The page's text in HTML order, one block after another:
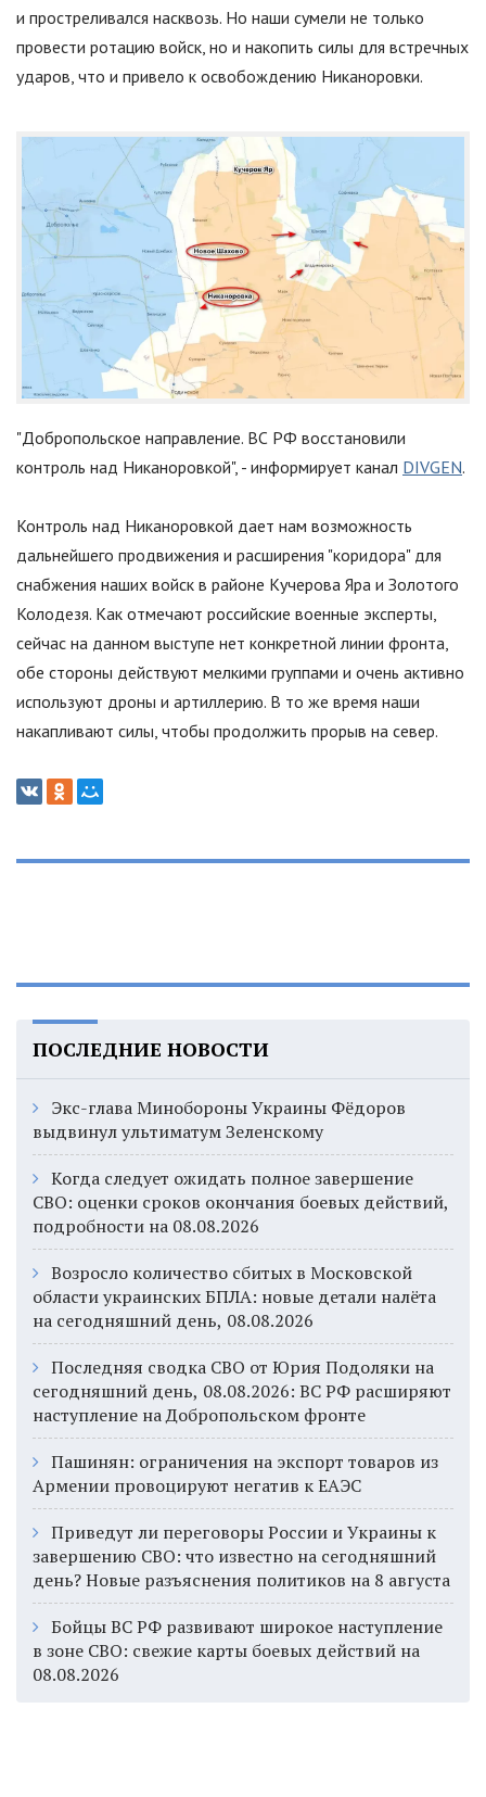
и простреливался насквозь. Но наши сумели не только
провести ротацию войск, но и накопить силы для встречных
ударов, что и привело к освобождению Никаноровки.
"Добропольское направление. ВС РФ восстановили
контроль над Никаноровкой", - информирует канал DIVGEN.
Контроль над Никаноровкой дает нам возможность
дальнейшего продвижения и расширения "коридора"для
снабжения наших войск в районе Кучерова Яра и Золотого
Колодезя. Как отмечают российские военные эксперты,
сейчас на данном выступе нет конкретной линии фронта,
обе стороны действуют мелкими группами и очень активно
используют дроны и артиллерию. В то же время наши
накапливают силы, чтобы продолжить прорыв на север.
ПОСЛЕДНИЕ НОВОСТИ
Экс-глава Минобороны Украины Фёдоров
выдвинул ультиматум Зеленскому
Когда следует ожидать полное завершение
СВО: оценки сроков окончания боевых действий,
подробности на 08.08.2026
Возросло количество сбитых в Московской
области украинских БПЛА: новые детали налёта
на сегодняшний день, 08.08.2026
Последняя сводка СВО от Юрия Подоляки на
сегодняшний день, 08.08.2026: ВС РФ расширяют
наступление на Добропольском фронте
Пашинян: ограничения на экспорт товаров из
Армении провоцируют негатив к ЕАЭС
Приведут ли переговоры России и Украины к
завершению СВО: что известно на сегодняшний
день? Новые разъяснения политиков на 8 августа
Бойцы ВС РФ развивают широкое наступление
в зоне СВО: свежие карты боевых действий на
08.08.2026